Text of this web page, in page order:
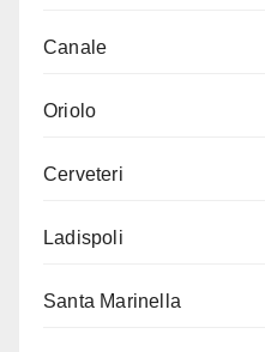
Canale
Oriolo
Cerveteri
Ladispoli
Santa Marinella